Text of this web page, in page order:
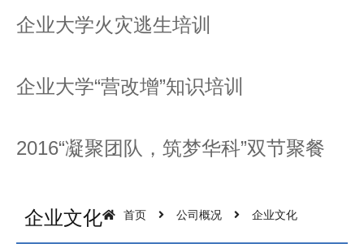
企业大学火灾逃生培训
企业大学“营改增”知识培训
2016“凝聚团队，筑梦华科”双节聚餐
企业文化 首页 公司概况 企业文化